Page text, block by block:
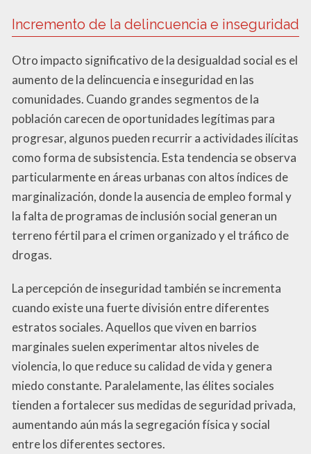
Incremento de la delincuencia e inseguridad
Otro impacto significativo de la desigualdad social es el
aumento de la delincuencia e inseguridad en las
comunidades. Cuando grandes segmentos de la
población carecen de oportunidades legítimas para
progresar, algunos pueden recurrir a actividades ilícitas
como forma de subsistencia. Esta tendencia se observa
particularmente en áreas urbanas con altos índices de
marginalización, donde la ausencia de empleo formal y
la falta de programas de inclusión social generan un
terreno fértil para el crimen organizado y el tráfico de
drogas.
La percepción de inseguridad también se incrementa
cuando existe una fuerte división entre diferentes
estratos sociales. Aquellos que viven en barrios
marginales suelen experimentar altos niveles de
violencia, lo que reduce su calidad de vida y genera
miedo constante. Paralelamente, las élites sociales
tienden a fortalecer sus medidas de seguridad privada,
aumentando aún más la segregación física y social
entre los diferentes sectores.